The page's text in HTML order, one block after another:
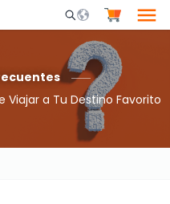
Mobile Search
Viajar a Tu Destino Favorito